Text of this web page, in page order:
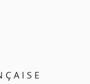
Ç A I S E